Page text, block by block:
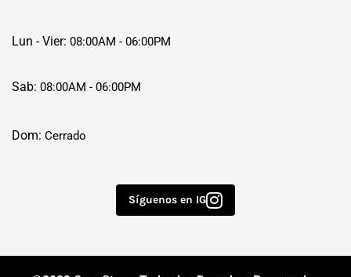
Lun - Vier: 08:00AM - 06:00PM
Sab: 08:00AM - 06:00PM
Dom: Cerrado
Síguenos en IG